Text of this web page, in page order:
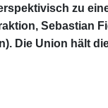
zu
Sebastian
Die Union hält